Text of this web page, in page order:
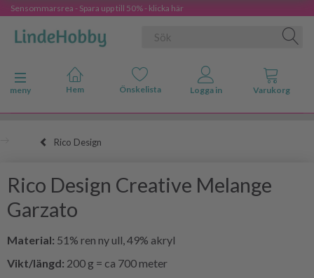
Sensommarsrea - Spara upp till 50% - klicka här
Ändra navigering
meny
Rico Design
Rico Design Creative Melange
Garzato
Material: 51% ren ny ull, 49% akryl
Vikt/längd: 200 g = ca 700 meter